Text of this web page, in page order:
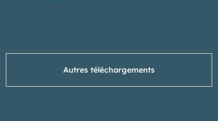
Autres téléchargements